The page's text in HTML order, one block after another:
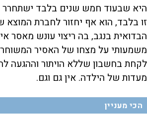
היא שבעוד חמש שנים בלבד ישתחרר
זו בלבד, הוא אף יחזור לחברת המוצא
הבדואית בנגב, בה ריצוי עונש מאסר
משמעותי על מצחו של האסיר
לקחת בחשבון שללא הויתור וההגעה
מעדות של הילדה. אין גם וגם.
הכי מעניין